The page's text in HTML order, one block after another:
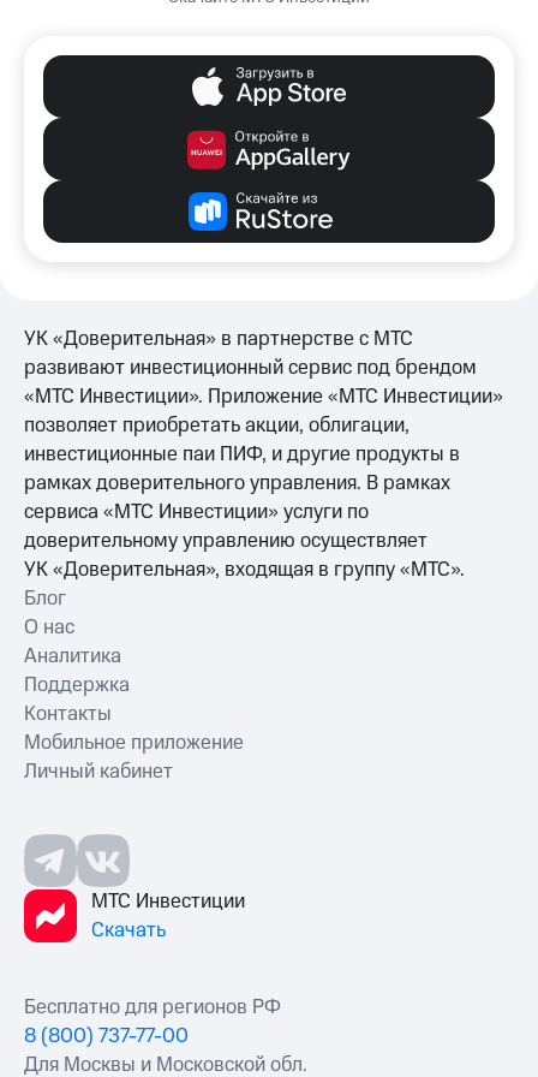
Наш сайтmts.investmentsтакже позволяет
открыть брокерский счёт, но пользоваться
им потом с сайта не получится, для это
нужно будет установить мобильное
приложение.
УК «Доверительная» в партнерстве с МТС
развивают инвестиционный сервис под брендом
«МТС Инвестиции». Приложение «МТС Инвестиции»
позволяет приобретать акции, облигации,
инвестиционные паи ПИФ, и другие продукты в
рамках доверительного управления. В рамках
сервиса «МТС Инвестиции» услуги по
доверительному управлению осуществляет
УК «Доверительная», входящая в группу «МТС».
Блог
О нас
Аналитика
Поддержка
Контакты
Мобильное приложение
Личный кабинет
МТС Инвестиции
Скачать
Бесплатно для регионов РФ
8 (800) 737-77-00
Для Москвы и Московской обл.